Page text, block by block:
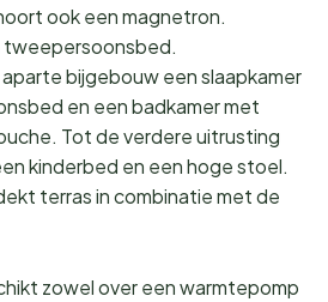
ook een magnetron.
tweepersoonsbed.
bijgebouw een slaapkamer
en een badkamer met
Tot de verdere uitrusting
kinderbed en een hoge stoel.
terras in combinatie met de
zowel over een warmtepomp